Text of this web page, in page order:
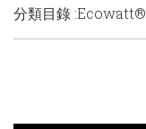
分類目錄 :Ecowatt®